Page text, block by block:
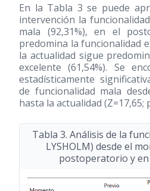
En la Tabla 3 se puede
intervención la
mala (92,31%), en el
predomina la funcionalidad
la actualidad sigue
excelente (61,54%). Se
estadísticamente
de funcionalidad mala
hasta la actualidad (Z=17,65;
Tabla 3. Análisis de la
LYSHOLM) desde el
postoperatorio y en